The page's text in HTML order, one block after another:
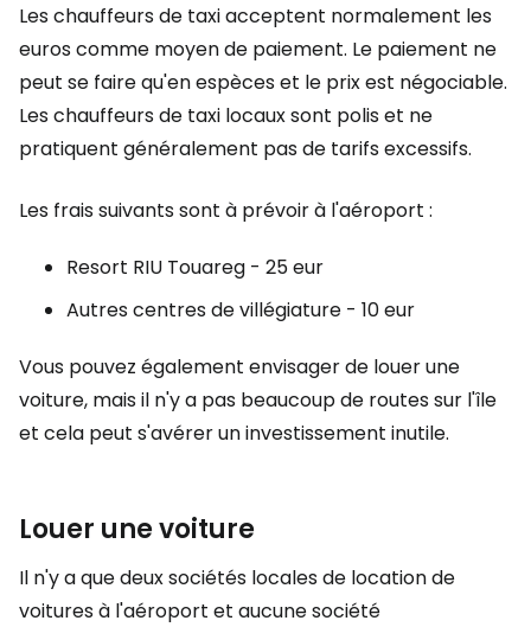
Les chauffeurs de taxi acceptent normalement les
euros comme moyen de paiement. Le paiement ne
peut se faire qu'en espèces et le prix est négociable.
Les chauffeurs de taxi locaux sont polis et ne
pratiquent généralement pas de tarifs excessifs.
Les frais suivants sont à prévoir à l'aéroport :
Resort RIU Touareg - 25 eur
Autres centres de villégiature - 10 eur
Vous pouvez également envisager de louer une
voiture, mais il n'y a pas beaucoup de routes sur l'île
et cela peut s'avérer un investissement inutile.
Louer une voiture
Il n'y a que deux sociétés locales de location de
voitures à l'aéroport et aucune société